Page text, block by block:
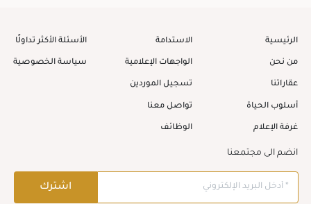
الرئيسية
من نحن
عقاراتنا
أسلوب الحياة
غرفة الإعلام
الاستدامة
الواجهات الإعلامية
تسجيل الموردين
تواصل معنا
الوظائف
الأسئلة الأكثر تداولًا
سياسة الخصوصية
انضم الى مجتمعنا